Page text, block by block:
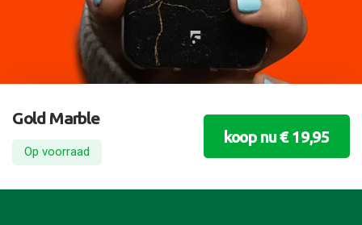
Gold Marble
Op voorraad
koop nu € 19,95